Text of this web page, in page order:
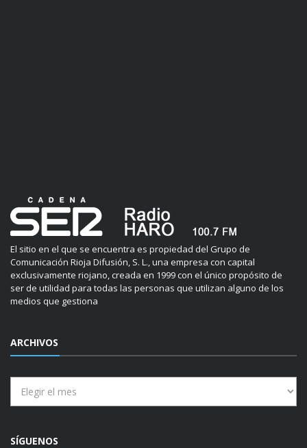
El sitio en el que se encuentra es propiedad del Grupo de
Comunicación Rioja Difusión, S. L., una empresa con capital
exclusivamente riojano, creada en 1999 con el único propósito de
ser de utilidad para todas las personas que utilizan alguno de los
medios que gestiona
ARCHIVOS
SÍGUENOS